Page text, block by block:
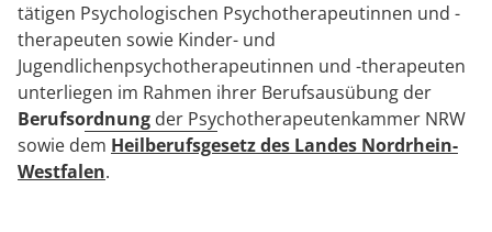
tätigen Psychologischen Psychotherapeutinnen und -
therapeuten sowie Kinder- und
Jugendlichenpsychotherapeutinnen und -therapeuten
unterliegen im Rahmen ihrer Berufsausübung der
Berufsordnung der Psychotherapeutenkammer NRW
sowie dem Heilberufsgesetz des Landes Nordrhein-
Westfalen.